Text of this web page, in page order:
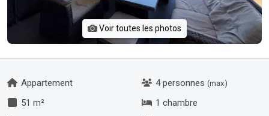
Voir toutes les photos
Appartement 4 personnes (max)
51 m²
1 chambre